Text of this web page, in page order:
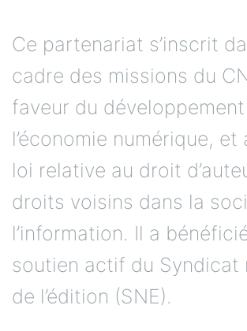
Ce partenariat s’inscrit
cadre des missions du
faveur du
l’économie numérique, et
loi relative au droit
droits voisins dans la
l’information. Il a
soutien actif du Syndicat
de l’édition (SNE).